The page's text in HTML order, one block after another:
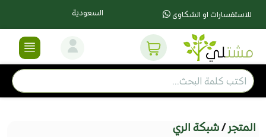
للاستفسارات او الشكاوى السعودية
المتجر /شبكة الري